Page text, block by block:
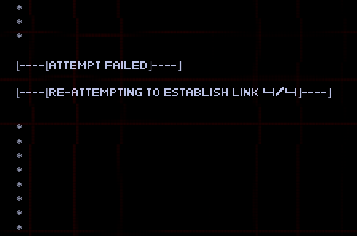
*
*
*
[----[attempt failed]----]
[----[re-attempting to establish link 4/4]----]
*
*
*
*
*
*
*
*